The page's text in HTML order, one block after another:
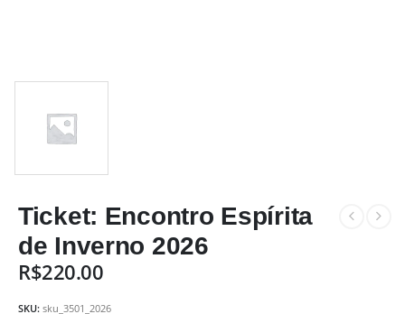
Ticket: Encontro Espírita
de Inverno 2026
R$220.00
SKU: sku_3501_2026